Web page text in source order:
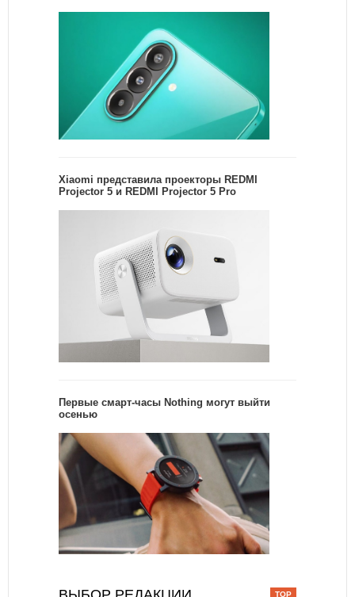
Xiaomi представила проекторы REDMI
Projector 5 и REDMI Projector 5 Pro
Первые смарт-часы Nothing могут выйти
осенью